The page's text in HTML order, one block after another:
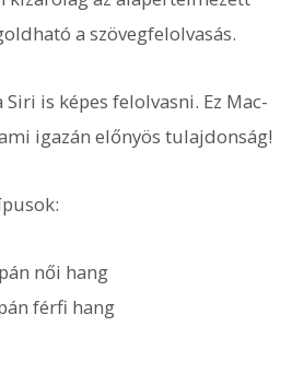
a szövegfelolvasás.
Siri is képes felolvasni. Ez Mac-
igazán előnyös tulajdonság!
női hang
férfi hang